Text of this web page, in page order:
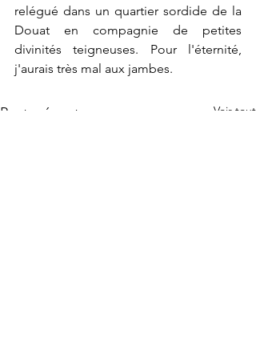
relégué dans un quartier sordide de la
Douat en compagnie de petites
divinités teigneuses. Pour l'éternité,
j'aurais très mal aux jambes.
Posts récents Voir tout